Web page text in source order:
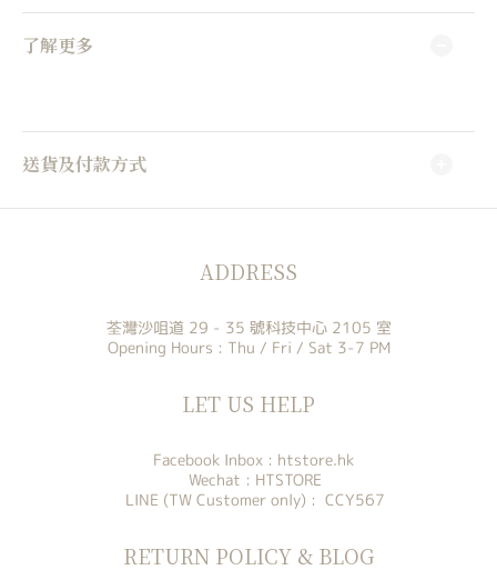
了解更多
送貨及付款方式
ADDRESS
荃灣沙咀道 29 - 35 號科技中心 2105 室
Opening Hours : Thu / Fri / Sat 3-7 PM
LET US HELP
Facebook Inbox : htstore.hk
Wechat : HTSTORE
LINE (TW Customer only) : CCY567
RETURN POLICY & BLOG